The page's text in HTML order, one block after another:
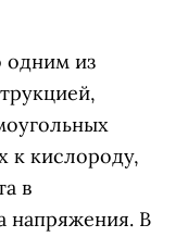
из
к кислороду,
в
напряжения. В